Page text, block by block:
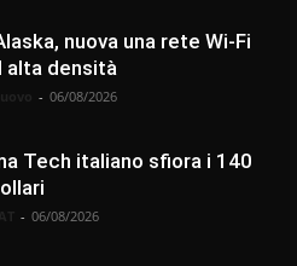
nuova una rete Wi-Fi
alta densità
- 06/08/2026
Tech italiano sfiora i 140
- 06/08/2026